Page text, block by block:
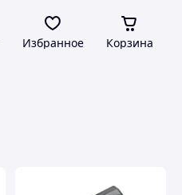
Избранное Корзина